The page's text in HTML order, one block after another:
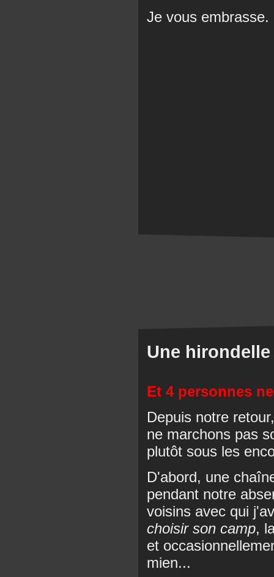
Je vous embrasse.
Une
Et 4 personnes
Depuis notre
ne marchons pas
plutôt sous les
D'abord, une
pendant notre
voisins avec qui
choisir son camp,
et
mien...